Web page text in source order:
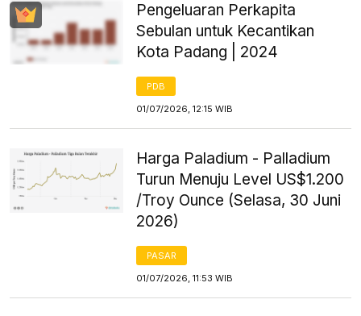
Pengeluaran Perkapita
Sebulan untuk Kecantikan
Kota Padang | 2024
PDB
01/07/2026, 12:15 WIB
Harga Paladium - Palladium
Turun Menuju Level US$1.200
/Troy Ounce (Selasa, 30 Juni
2026)
PASAR
01/07/2026, 11:53 WIB